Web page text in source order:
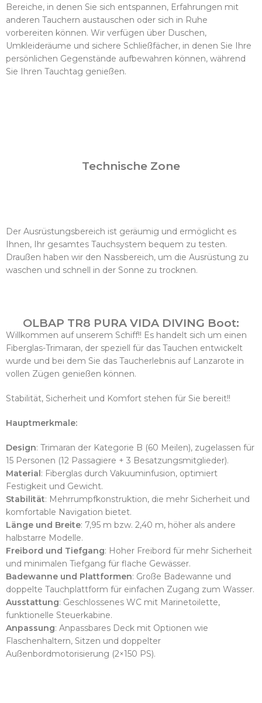
Bereiche, in denen Sie sich entspannen, Erfahrungen mit
anderen Tauchern austauschen oder sich in Ruhe
vorbereiten können. Wir verfügen über Duschen,
Umkleideräume und sichere Schließfächer, in denen Sie Ihre
persönlichen Gegenstände aufbewahren können, während
Sie Ihren Tauchtag genießen.
Technische Zone
Der Ausrüstungsbereich ist geräumig und ermöglicht es
Ihnen, Ihr gesamtes Tauchsystem bequem zu testen.
Draußen haben wir den Nassbereich, um die Ausrüstung zu
waschen und schnell in der Sonne zu trocknen.
OLBAP TR8 PURA VIDA DIVING Boot:
Willkommen auf unserem Schiff!! Es handelt sich um einen
Fiberglas-Trimaran, der speziell für das Tauchen entwickelt
wurde und bei dem Sie das Taucherlebnis auf Lanzarote in
vollen Zügen genießen können.
Stabilität, Sicherheit und Komfort stehen für Sie bereit!!
Hauptmerkmale:
Design: Trimaran der Kategorie B (60 Meilen), zugelassen für
15 Personen (12 Passagiere + 3 Besatzungsmitglieder).
Material: Fiberglas durch Vakuuminfusion, optimiert
Festigkeit und Gewicht.
Stabilität: Mehrrumpfkonstruktion, die mehr Sicherheit und
komfortable Navigation bietet.
Länge und Breite: 7,95 m bzw. 2,40 m, höher als andere
halbstarre Modelle.
Freibord und Tiefgang: Hoher Freibord für mehr Sicherheit
und minimalen Tiefgang für flache Gewässer.
Badewanne und Plattformen: Große Badewanne und
doppelte Tauchplattform für einfachen Zugang zum Wasser.
Ausstattung: Geschlossenes WC mit Marinetoilette,
funktionelle Steuerkabine.
Anpassung: Anpassbares Deck mit Optionen wie
Flaschenhaltern, Sitzen und doppelter
Außenbordmotorisierung (2×150 PS).